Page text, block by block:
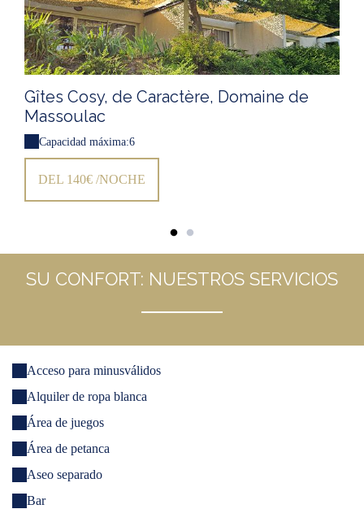
Gîtes Cosy, de Caractère, Domaine de
Massoulac
Capacidad máxima:6
DEL 140€ /NOCHE
SU CONFORT: NUESTROS SERVICIOS
Acceso para minusválidos
Alquiler de ropa blanca
Área de juegos
Área de petanca
Aseo separado
Bar